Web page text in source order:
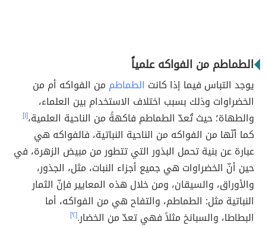
الطماطم من الفواكه علمياً
يوجد التباس فيما إذا كانت الطماطم من الفواكه أم من
الخضراوات وذلك بسبب اختلاف الاستخدام بين العلماء،
والطهاة؛ حيث تُعدّ الطماطم فاكهةً من الناحية العلمية،[١]
كما أنّها من الفواكه من الناحية النباتية، فالفواكه هي
عبارة عن بنية تحمل البذور التي تتطور من مبيض الزهرة، في
حين أنّ الخضراوات هي جميع أجزاء النبات، مثل، الجذور،
والأوراق، والسيقان، ومن خلال هذه المعايير فإنّ الثمار
النباتية مثل: الطماطم، والتفاح هي من الفواكه، أما
البطاطا، والسبانخ مثلاً فهي تعدّ من الخضار.[٢]